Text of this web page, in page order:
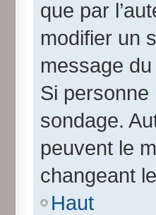
que par
modifier un
message
Si personne
sondage.
peuvent le
changeant
Haut